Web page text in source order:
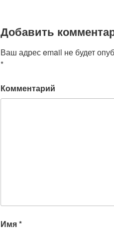
Добавить
Ваш адрес email не будет
*
Комментарий
Имя*